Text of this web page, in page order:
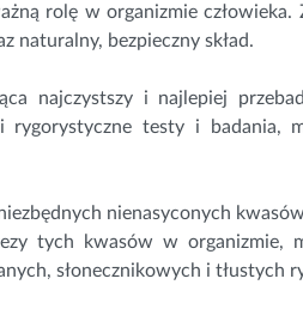
rolę w organizmie
naturalny, bezpieczny skład.
najczystszy i najlepiej
rygorystyczne testy i badania,
nienasyconych
tych kwasów w organizmie,
słonecznikowych i tłustych